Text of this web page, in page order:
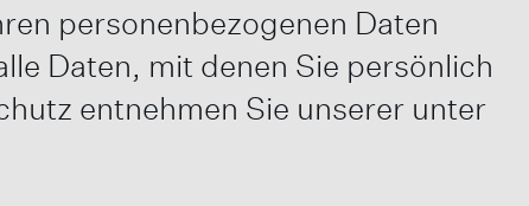
personenbezogenen Daten
Daten, mit denen Sie persönlich
entnehmen Sie unserer unter